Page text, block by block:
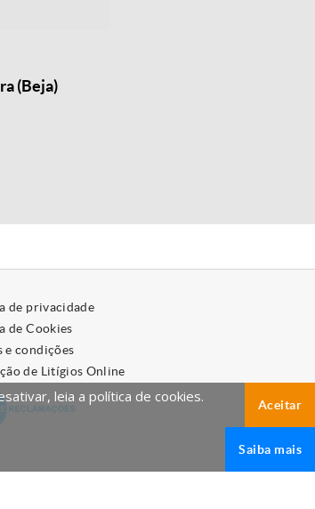
(Beja)
de privacidade
de Cookies
e condições
de Litígios Online
leia a política de cookies.
Aceitar
Saiba mais